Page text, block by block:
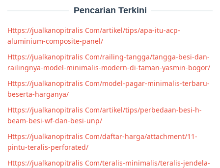
Pencarian Terkini
Https://jualkanopitralis Com/artikel/tips/apa-itu-acp-
aluminium-composite-panel/
Https://jualkanopitralis Com/railing-tangga/tangga-besi-dan-
railingnya-model-minimalis-modern-di-taman-yasmin-bogor/
Https://jualkanopitralis Com/model-pagar-minimalis-terbaru-
beserta-harganya/
Https://jualkanopitralis Com/artikel/tips/perbedaan-besi-h-
beam-besi-wf-dan-besi-unp/
Https://jualkanopitralis Com/daftar-harga/attachment/11-
pintu-teralis-perforated/
Https://jualkanopitralis Com/teralis-minimalis/teralis-jendela-